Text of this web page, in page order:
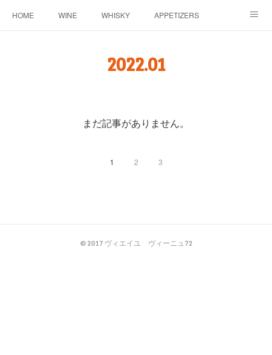
HOME WINE WHISKY APPETIZERS
2022.01
まだ記事がありません。
1 2 3
© 2017 ヴィエイユ ヴィーニュ72